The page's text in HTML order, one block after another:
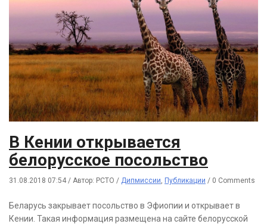
В Кении открывается
белорусское посольство
31.08.2018 07:54 / Автор: РСТО / Дипмиссии, Публикации / 0 Comments
Беларусь закрывает посольство в Эфиопии и открывает в
Кении. Такая информация размещена на сайте белорусской